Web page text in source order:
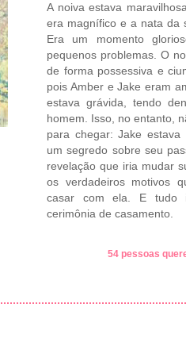
A noiva estava
era magnífico e a nata da
Era um momento
pequenos problemas. O
de forma possessiva e
pois Amber e Jake eram
estava grávida, tendo
homem. Isso, no entanto,
para chegar: Jake
um segredo sobre seu
revelação que iria mudar
os verdadeiros motivos
casar com ela. E tudo
cerimônia de casamento.
54 pessoas